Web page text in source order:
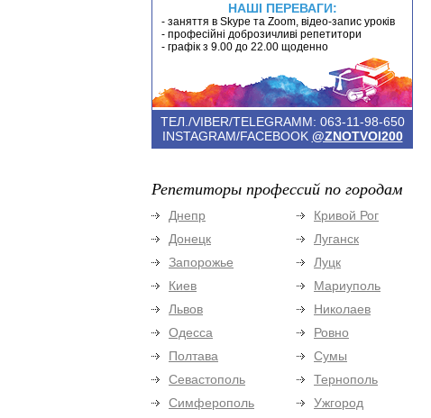
НАШІ ПЕРЕВАГИ:
- заняття в Skype та Zoom, відео-запис уроків
- професійні доброзичливі репетитори
- графік з 9.00 до 22.00 щоденно
ТЕЛ./VIBER/TELEGRAMM: 063-11-98-650
INSTAGRAM/FACEBOOK @ZNOTVOI200
Репетиторы профессий по городам
Днепр
Донецк
Запорожье
Киев
Львов
Одесса
Полтава
Севастополь
Симферополь
Кривой Рог
Луганск
Луцк
Мариуполь
Николаев
Ровно
Сумы
Тернополь
Ужгород